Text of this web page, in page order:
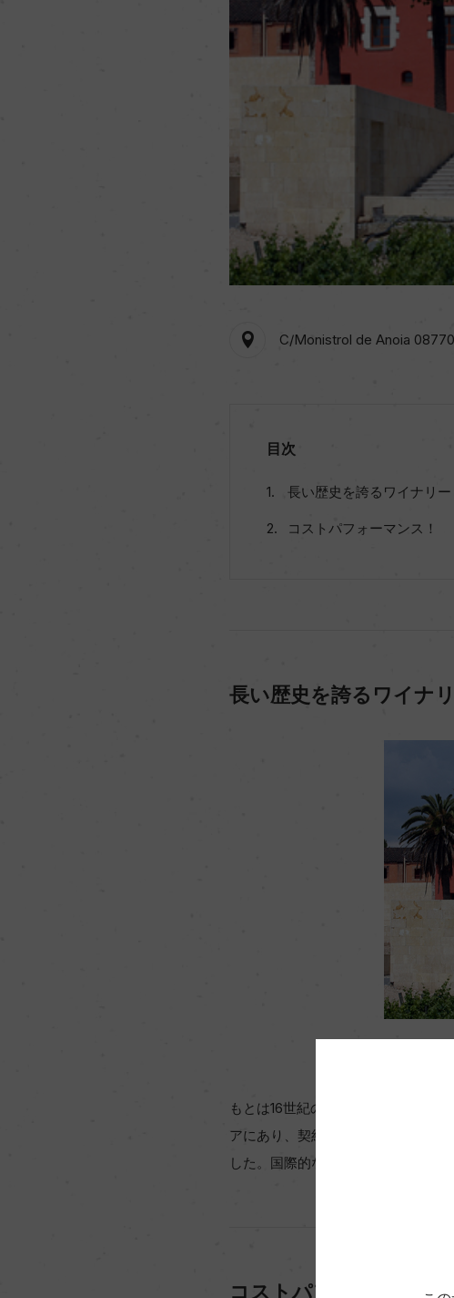
C/Monistrol de Anoia
目次
長い歴史を誇るワイナリー
コストパフォーマンス！
長い歴史を誇るワイナ
もとは16世紀の修道院に遡る歴史
アにあり、契約農家の畑も含める
した。国際的な評価も高く、近年で
コストパフォーマンス